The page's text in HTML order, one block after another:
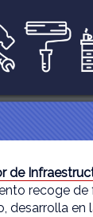
de
recoge
en